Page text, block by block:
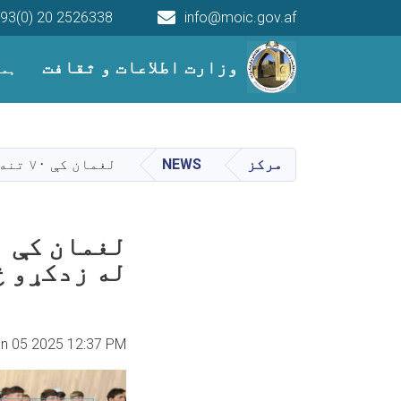
وزارت اطلاعات و ثقافت
info@moic.gov.af
20 2526338
Main navigation
مرکز NEWS لغمان کې ۷۰ تنه زده کوونکي د انګلیسي او کمپیوټر له زدکړو څخه فارغ شول
له زدکړو
05 2025 12:37 PM